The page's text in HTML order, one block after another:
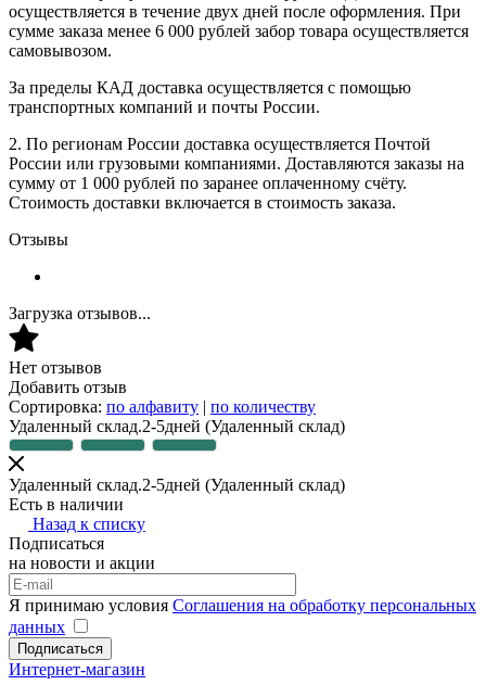
осуществляется в течение двух дней после оформления. При
сумме заказа менее 6 000 рублей забор товара осуществляется
самовывозом.
За пределы КАД доставка осуществляется с помощью
транспортных компаний и почты России.
2. По регионам России доставка осуществляется Почтой
России или грузовыми компаниями. Доставляются заказы на
сумму от 1 000 рублей по заранее оплаченному счёту.
Стоимость доставки включается в стоимость заказа.
Отзывы
Загрузка отзывов...
Нет отзывов
Добавить отзыв
Сортировка: по алфавиту | по количеству
Удаленный склад.2-5дней (Удаленный склад)
Удаленный склад.2-5дней (Удаленный склад)
Есть в наличии
Назад к списку
Подписаться
на новости и акции
Я принимаю условия Соглашения на обработку персональных
данных
Подписаться
Интернет-магазин